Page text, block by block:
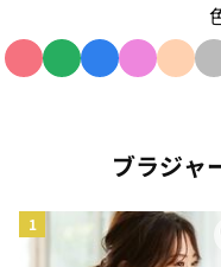
ブラジャ
1